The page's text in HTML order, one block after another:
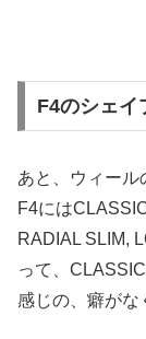
F4のシェイ
あと、ウィール
F4には
RADIAL SLIM,
って、
感じの、癖がな